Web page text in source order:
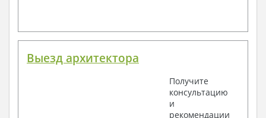
Выезд архитектора
Получите
консультацию
и
рекомендации